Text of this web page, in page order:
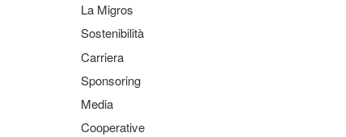
La Migros
Sostenibilità
Carriera
Sponsoring
Media
Cooperative